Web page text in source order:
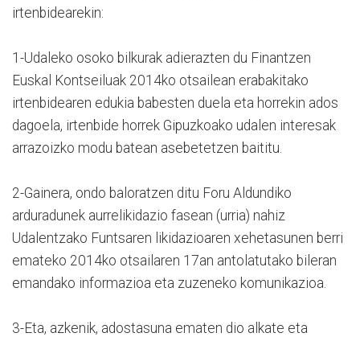
irtenbidearekin:
1-Udaleko osoko bilkurak adierazten du Finantzen
Euskal Kontseiluak 2014ko otsailean erabakitako
irtenbidearen edukia babesten duela eta horrekin ados
dagoela, irtenbide horrek Gipuzkoako udalen interesak
arrazoizko modu batean asebetetzen baititu.
2-Gainera, ondo baloratzen ditu Foru Aldundiko
arduradunek aurrelikidazio fasean (urria) nahiz
Udalentzako Funtsaren likidazioaren xehetasunen berri
emateko 2014ko otsailaren 17an antolatutako bileran
emandako informazioa eta zuzeneko komunikazioa.
3-Eta, azkenik, adostasuna ematen dio alkate eta